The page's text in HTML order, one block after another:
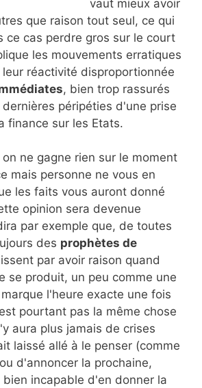
vaut mieux avoir
que raison tout seul, ce qui
ce cas perdre gros sur le court
les mouvements erratiques
réactivité disproportionnée
, bien trop rassurés
péripéties d'une prise
finance sur les Etats.
ne gagne rien sur le moment
mais personne ne vous en
les faits vous auront donné
opinion sera devenue
par exemple que, de toutes
des prophètes de
par avoir raison quand
se produit, un peu comme une
l'heure exacte une fois
pourtant pas la même chose
aura plus jamais de crises
laissé allé à le penser (comme
d'annoncer la prochaine,
bien incapable d'en donner la